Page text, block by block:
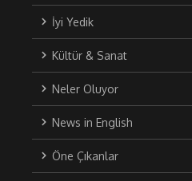
İyi Yedik
Kültür & Sanat
Neler Oluyor
News in English
Öne Çıkanlar